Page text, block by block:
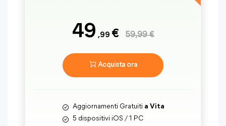
49 ,99 € 59,99 €
Acquista ora
Aggiornamenti Gratuiti a Vita
5 dispositivi iOS / 1 PC